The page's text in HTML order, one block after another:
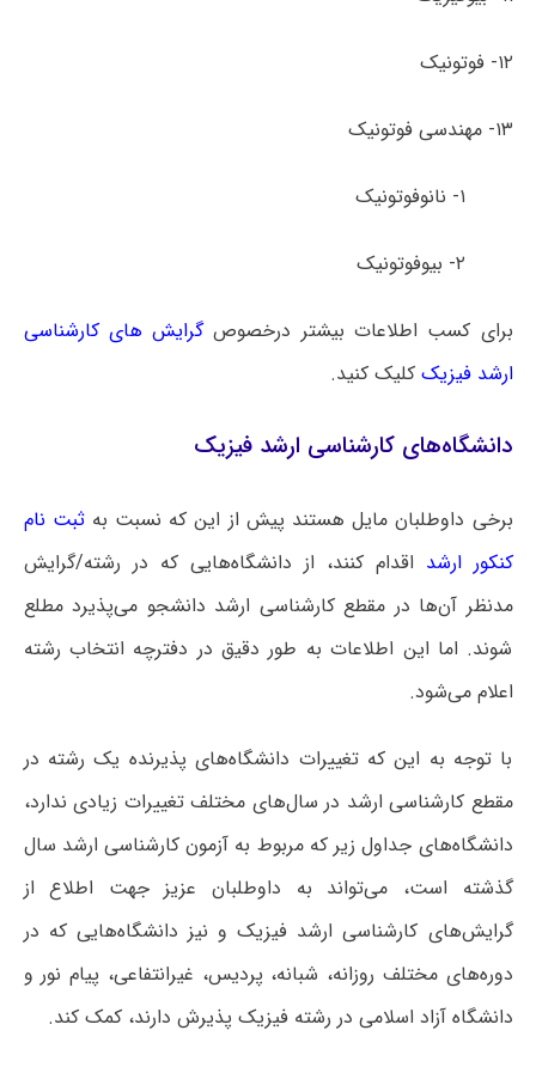
۱۲- فوتونیک
۱۳- مهندسی فوتونیک
۱- نانوفوتونیک
۲- بیوفوتونیک
برای کسب اطلاعات بیشتر درخصوصگرایش های کارشناسی
ارشد فیزیک کلیک کنید.
دانشگاه‌های کارشناسی ارشد فیزیک
برخی داوطلبان مایل هستند پیش از این که نسبت به ثبت نام
کنکور ارشد اقدام کنند، از دانشگاه‌هایی که در رشته/گرایش
مدنظر آن‌ها در مقطع کارشناسی ارشد دانشجو می‌پذیرد مطلع
شوند. اما این اطلاعات به طور دقیق در دفترچه انتخاب رشته
اعلام می‌شود.
با توجه به این که تغییرات دانشگاه‌های پذیرنده یک رشته در
مقطع کارشناسی ارشد در سال‌های مختلف تغییرات زیادی ندارد،
دانشگاه‌های جداول زیر که مربوط به آزمون کارشناسی ارشد سال
گذشته است، می‌تواند به داوطلبان عزیز جهت اطلاع از
گرایش‌های کارشناسی ارشد فیزیک و نیز دانشگاه‌هایی که در
دوره‌های مختلف روزانه، شبانه، پردیس، غیرانتفاعی، پیام نور و
دانشگاه آزاد اﺳﻼمی در رشته فیزیک پذیرش دارند، کمک کند.